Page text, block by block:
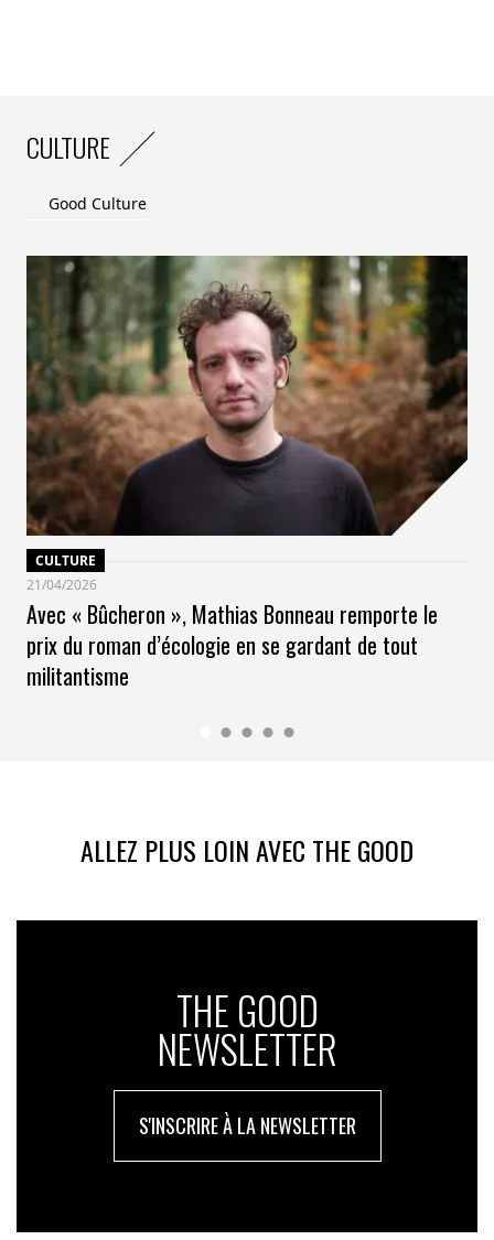
CULTURE
Good Culture
CULTURE
21/04/2026
Avec « Bûcheron », Mathias Bonneau remporte le
prix du roman d’écologie en se gardant de tout
militantisme
ALLEZ PLUS LOIN AVEC THE GOOD
THE GOOD
NEWSLETTER
S'INSCRIRE À LA NEWSLETTER